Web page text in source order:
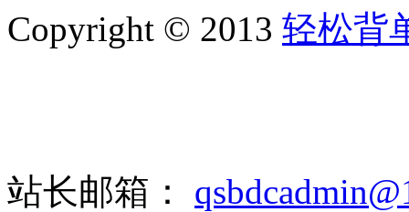
Copyright © 2013 轻松背
站长邮箱：